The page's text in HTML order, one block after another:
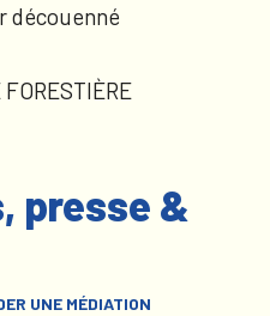
découenné
presse &
UNE MÉDIATION